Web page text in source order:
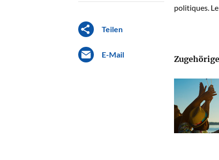
Teilen
E-Mail
politiques.